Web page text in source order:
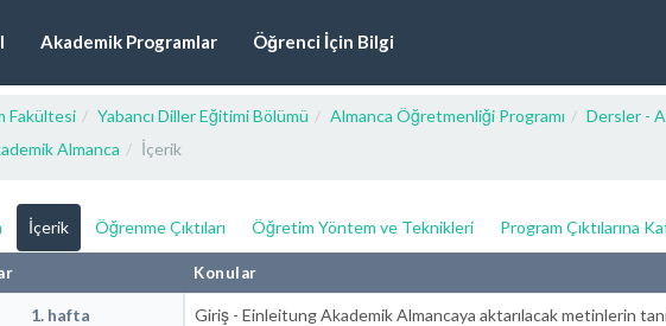
Akademik Programlar Öğrenci İçin Bilgi
Fakültesi Yabancı Diller Eğitimi Bölümü Almanca Öğretmenliği Programı
Dersler -
Almanca
İçerik
İçerik Öğrenme Çıktıları Öğretim Yöntem ve Teknikleri Program Çıktılarına
Konular
1. hafta Giriş - Einleitung Akademik Almancaya aktarılacak metinlerin